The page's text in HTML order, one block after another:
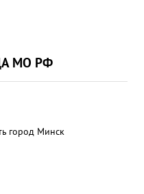
МО РФ
город Минск